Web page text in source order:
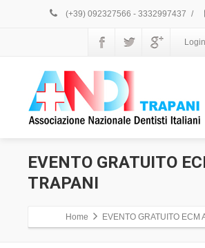
(+39) 092327566 - 3332997437 /
Login
EVENTO GRATUITO
Home